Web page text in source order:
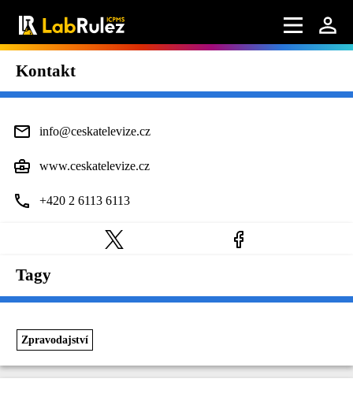
Kontakt
info@ceskatelevize.cz
www.ceskatelevize.cz
+420 2 6113 6113
Tagy
Zpravodajství